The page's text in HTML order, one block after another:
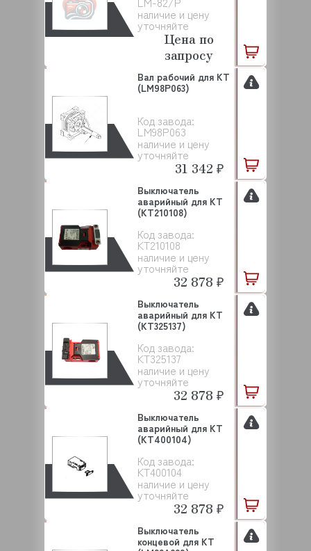
наличие и цену
уточняйте
Цена по
запросу
Код завода:
LM98P063
наличие и цену
уточняйте
Вал рабочий для KT
(LM98P063)
31 342 ₽
Код завода:
KT210108
наличие и цену
уточняйте
Выключатель
аварийный для KT
(KT210108)
32 878 ₽
Код завода:
KT325137
наличие и цену
уточняйте
Выключатель
аварийный для KT
(KT325137)
32 878 ₽
Код завода:
KT400104
наличие и цену
уточняйте
Выключатель
аварийный для KT
(KT400104)
32 878 ₽
Выключатель
концевой для KT